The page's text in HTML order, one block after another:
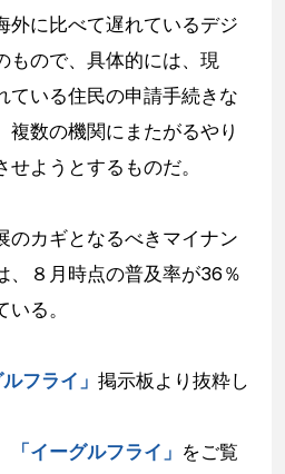
外に比べて遅れているデジ
もので、具体的には、現
ている住民の申請手続きな
複数の機関にまたがるやり
ようとするものだ。
のカギとなるべきマイナン
、８月時点の普及率が36％
る。
ルフライ」 掲示板より抜粋し
「イーグルフライ」 をご覧